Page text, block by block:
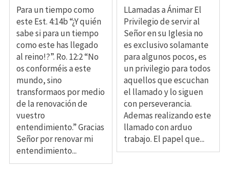
Para un tiempo como
este Est. 4:14b “¿Y quién
sabe si para un tiempo
como este has llegado
al reino!?”. Ro. 12:2 “No
os conforméis a este
mundo, sino
transformaos por medio
de la renovación de
vuestro
entendimiento.” Gracias
Señor por renovar mi
entendimiento...
LLamadas a Ánimar El
Privilegio de servir al
Señor en su Iglesia no
es exclusivo solamante
para algunos pocos, es
un privilegio para todos
aquellos que escuchan
el llamado y lo siguen
con perseverancia.
Ademas realizando este
llamado con arduo
trabajo. El papel que...